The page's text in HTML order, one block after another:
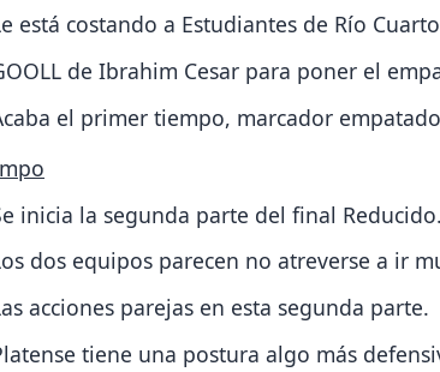
está costando a Estudiantes de Río
de Ibrahim Cesar para poner el
el primer tiempo, marcador
inicia la segunda parte del final Reducido.
dos equipos parecen no atreverse a ir
acciones parejas en esta segunda parte.
tiene una postura algo más